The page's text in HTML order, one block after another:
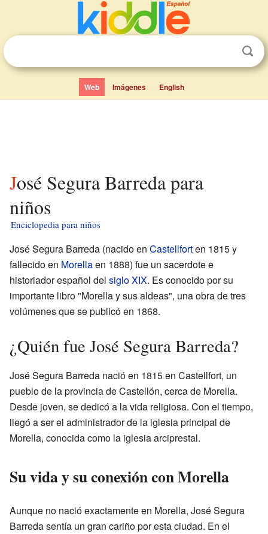
Web Imágenes English
José Segura Barreda para
niños
Enciclopedia para niños
José Segura Barreda (nacido en Castellforten 1815 y
fallecido en Morellaen 1888) fue un sacerdote e
historiador español del siglo XIX. Es conocido por su
importante libro "Morella y sus aldeas", una obra de tres
volúmenes que se publicó en 1868.
¿Quién fue José Segura Barreda?
José Segura Barreda nació en 1815 en Castellfort, un
pueblo de la provincia de Castellón, cerca de Morella.
Desde joven, se dedicó a la vida religiosa. Con el tiempo,
llegó a ser el administrador de la iglesia principal de
Morella, conocida como la iglesia arciprestal.
Su vida y su conexión con Morella
Aunque no nació exactamente en Morella, José Segura
Barreda sentía un gran cariño por esta ciudad. En el